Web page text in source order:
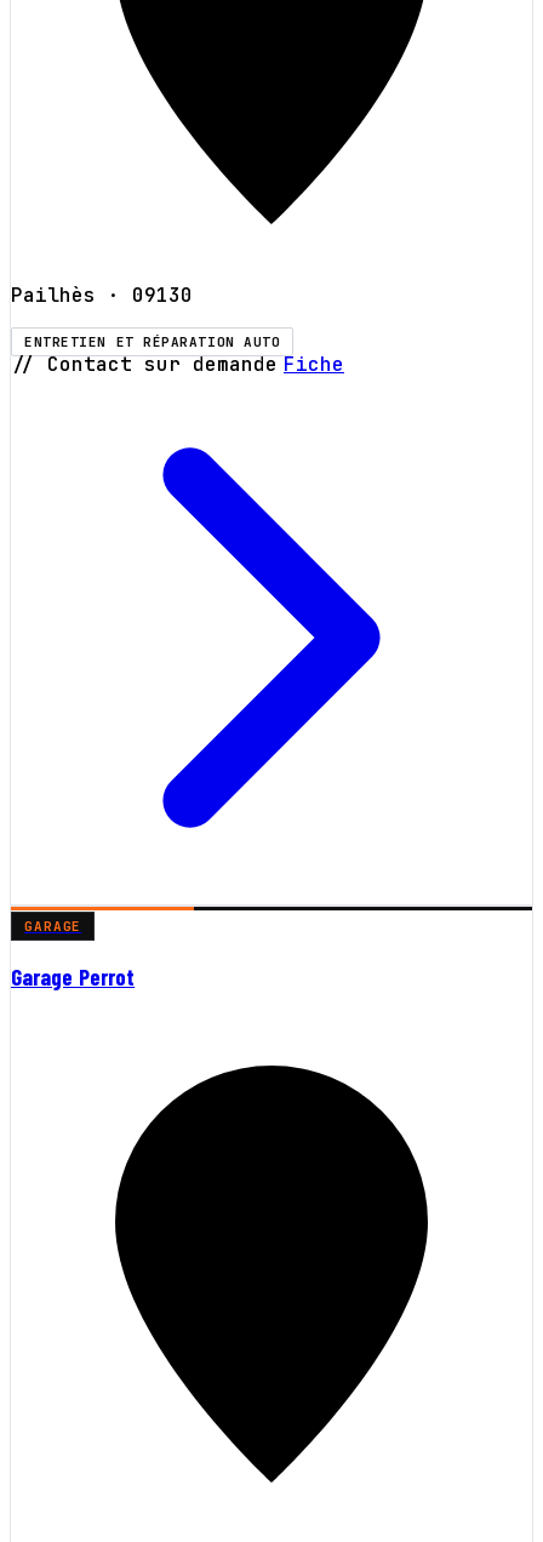
Pailhès · 09130
ENTRETIEN ET RÉPARATION AUTO
// Contact sur demande Fiche
GARAGE
Garage Perrot